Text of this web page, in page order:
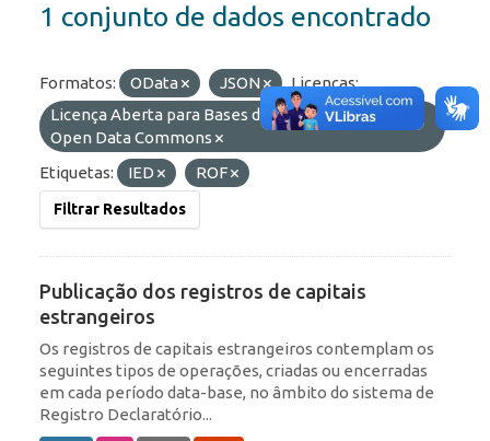
1 conjunto de dados encontrado
Formatos: OData JSON
Licenças:
Licença Aberta para Bases de Dados (ODbL) do
Open Data Commons
Etiquetas:
IED ROF
Filtrar Resultados
Publicação dos registros de capitais
estrangeiros
Os registros de capitais estrangeiros contemplam os
seguintes tipos de operações, criadas ou encerradas
em cada período data-base, no âmbito do sistema de
Registro Declaratório...